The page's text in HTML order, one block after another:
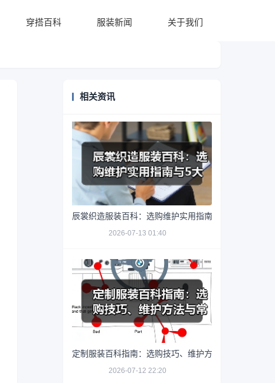
穿搭百科 服装新闻 关于我们
相关资讯
辰裳织造服装百科：选购维护实用指南与5大常见问题
2026-07-13 01:40
定制服装百科指南：选购技巧、维护方法与常见问题解
2026-07-12 22:20